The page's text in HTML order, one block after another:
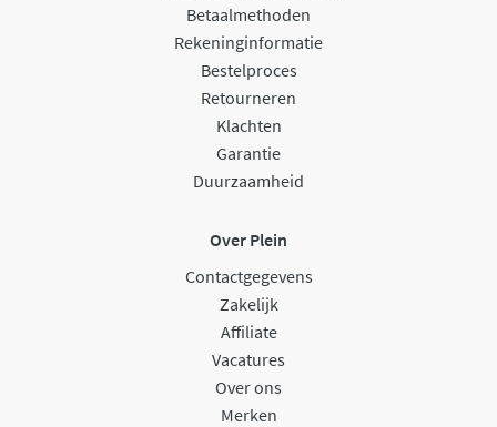
Betaalmethoden
Rekeninginformatie
Bestelproces
Retourneren
Klachten
Garantie
Duurzaamheid
Over Plein
Contactgegevens
Zakelijk
Affiliate
Vacatures
Over ons
Merken